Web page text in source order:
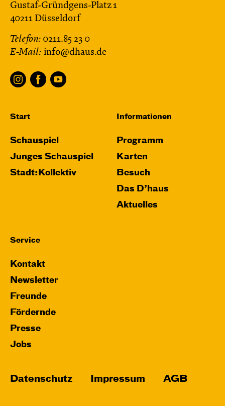
Gustaf-Gründgens-Platz 1
40211 Düsseldorf
Telefon: 0211.85 23 0
E-Mail: info@dhaus.de
Start
Schauspiel
Junges Schauspiel
Stadt:Kollektiv
Informationen
Programm
Karten
Besuch
Das D’haus
Aktuelles
Service
Kontakt
Newsletter
Freunde
Fördernde
Presse
Jobs
Datenschutz Impressum AGB